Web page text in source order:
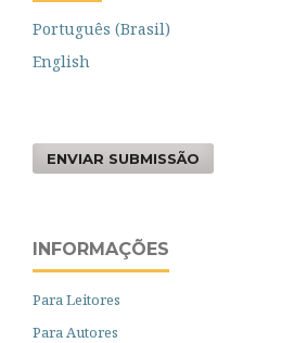
Português (Brasil)
English
ENVIAR SUBMISSÃO
INFORMAÇÕES
Para Leitores
Para Autores